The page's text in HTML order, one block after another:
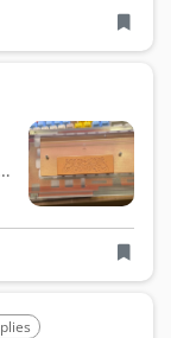
塑膠（PC材質）的鍵盤外殼，...